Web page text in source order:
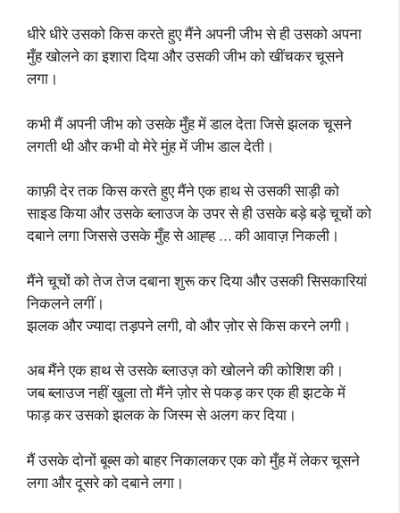
धीरे धीरे उसको किस करते हुए मैंने अपनी जीभ से ही उसको अपना
मुँह खोलने का इशारा दिया और उसकी जीभ को खींचकर चूसने
लगा।
कभी मैं अपनी जीभ को उसके मुँह में डाल देता जिसे झलक चूसने
लगती थी और कभी वो मेरे मुंह में जीभ डाल देती।
काफ़ी देर तक किस करते हुए मैंने एक हाथ से उसकी साड़ी को
साइड किया और उसके ब्लाउज के उपर से ही उसके बड़े बड़े चूचों को
दबाने लगा जिससे उसके मुँह से आह्ह … की आवाज़ निकली।
मैंने चूचों को तेज तेज दबाना शुरू कर दिया और उसकी सिसकारियां
निकलने लगीं।
झलक और ज्यादा तड़पने लगी, वो और ज़ोर से किस करने लगी।
अब मैंने एक हाथ से उसके ब्लाउज़ को खोलने की कोशिश की।
जब ब्लाउज नहीं खुला तो मैंने ज़ोर से पकड़ कर एक ही झटके में
फाड़ कर उसको झलक के जिस्म से अलग कर दिया।
मैं उसके दोनों बूब्स को बाहर निकालकर एक को मुँह में लेकर चूसने
लगा और दूसरे को दबाने लगा।